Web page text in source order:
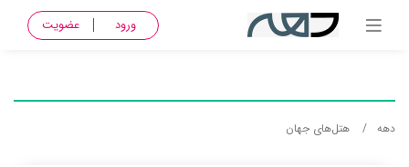
ورود عضویت
دهه هتل‌های جهان